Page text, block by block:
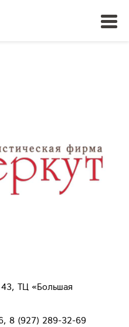
ТЦ «Большая
8 (927) 289-32-69